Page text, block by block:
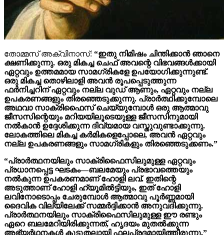
തോമ്മസ് അക്വിനാസ്: “ഇതു നിമിഷം ചിന്തിക്കാൻ ഞാനെ
ക്ഷണിക്കുന്നു. ഒരു മികച്ച ചെഫ് അവന്റെ വിഭവങ്ങൾക്കായി
ഏറ്റവും ഉത്തമമായ സാമഗ്രികളേ ഉപയോഗിക്കുന്നുണ്ട്.
ഒരു മികച്ച തൊഴിലാളി അവൻ രൂപപ്പെടുത്തുന്ന
ഫർനിച്ചറിന് ഏറ്റവും നല്ല വുഡ് ആണും, ഏറ്റവും നല്ല
ഉപകരണങ്ങളും തിരഞ്ഞെടുക്കുന്നു. പ്രാർത്ഥിക്കുമ്പോലെ
അഥവാ സാക്രിഫൈസ് ചെയ്യുമ്പോൾ ഒരു ആത്മാവു
ജീസസിന്റെയും മറിയയിലൂടെയുള്ള ജീസസിനുമായി
നൽകാൻ ഉദ്ദേശിക്കുന്ന ദിവ്യമായ വസ്തുവുണ്ടാക്കുന്നു.
ലോകത്തിലെ മികച്ച കര്‍മികളെപ്പോലെ, അവൻ ഏറ്റവും
നല്ല ഉപകരണങ്ങളും സാമഗ്രികളും തിരഞ്ഞെടുക്കണം.”
“പ്രാർത്ഥനയിലും സാക്രിഫൈസിലുമുള്ള ഏറ്റവും
പ്രധാനപ്പെട്ട ഘടകം—ബലമേയും പ്രഭാവത്തെയും
നൽകുന്ന ഉപകരണമാണ് ഹോളി ലവ്. ഇതിന്റെ
അടുത്താണ് ഹോളി ഹ്യൂമിൽട്ടിയും, ഇത് ഹോളി
ലവിനോടൊപ്പം ചേരുമ്പോൾ ആത്മാവു പൂർണ്ണമായി
ദൈവിക വില്യിലേക്ക് സമ്മർദ്ദിക്കാൻ അനുവദിക്കുന്നു.
പ്രാർത്ഥനയിലും സാക്രിഫൈസിലുമുള്ള ഈ രണ്ടും
ഏറെ ബലമേറിയിരിക്കുന്നത്, ഹൃദയം മുതൽക്കുന്ന
അഭ്യർഥനകൾ കൂടുതലായി ഫലപ്രദമായിത്തീരുന്നു.”